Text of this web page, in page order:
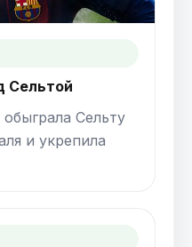
Сельтой
Сельту
и укрепила